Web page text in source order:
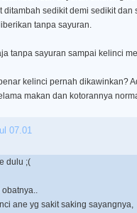
sedikit demi sedikit dan
tanpa sayuran.
tanpa sayuran sampai kelinci
kelinci pernah dikawinkan?
makan dan kotorannya
07.01
dulu ;(
ane yg sakit saking sayangnya,